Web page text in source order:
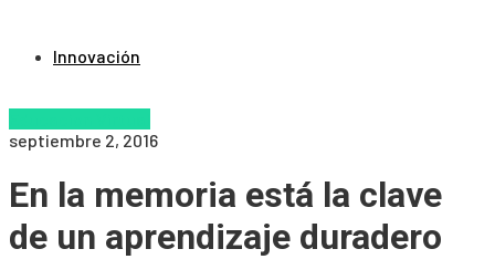
Innovación
septiembre 2, 2016
En la memoria está la clave
de un aprendizaje duradero